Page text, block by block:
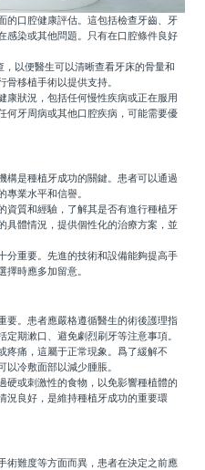
口腔健康評估。這包括檢查牙齒、牙
感染或其他問題。只有在口腔條件良好
以便醫生可以清晰查看牙床的骨量和
骨移植手術以提供支持。
狀況，包括任何慢性疾病或正在服用
何牙周病或其他口腔疾病，可能需要優
是種植牙成功的關鍵。患者可以通過
專業水平和信譽。
質和經驗，了解其是否有進行種植牙
具體情況，提供個性化的治療方案，並
重要。先進的技術和設備能夠提高手
擇時應多加留意。
。患者應嚴格遵循醫生的術後護理指
期漱口、避免劇烈刷牙等注意事項。
痛，這屬于正常現象。爲了緩解不
以冷敷面部以減少腫脹。
或刺激性的食物，以免影響種植體的
況良好，是維持種植牙成功的重要環
難度等方面而異，患者在決定之前應